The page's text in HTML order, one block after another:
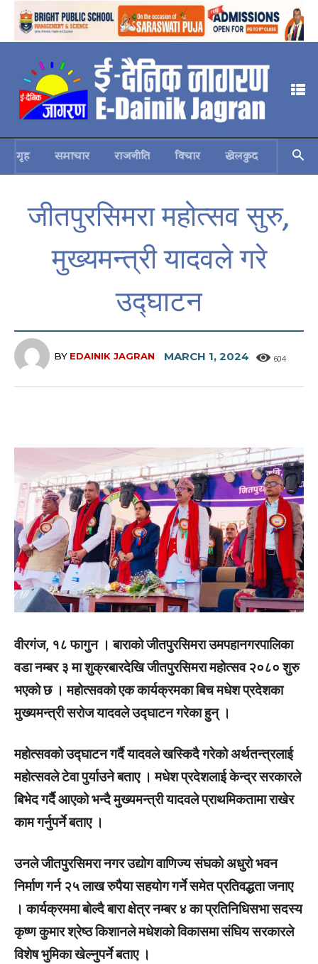
गृह समाचार राजनीति विचार खेलकुद स्वास्थ्य
जीतपुरसिमरा महोत्सव सुरु,
मुख्यमन्त्री यादवले गरे
उद्घाटन
BY EDAINIK JAGRAN MARCH 1, 2024 604
वीरगंज, १८ फागुन । बाराको जीतपुरसिमरा उमपहानगरपालिका
वडा नम्बर ३ मा शुक्रबारदेखि जीतपुरसिमरा महोत्सव २०८० शुरु
भएको छ । महोत्सवको एक कार्यक्रमका बिच मधेश प्रदेशका
मुख्यमन्त्री सरोज यादवले उद्घाटन गरेका हुन् ।
महोत्सवको उद्घाटन गर्दै यादवले खस्किदै गरेको अर्थतन्त्रलाई
महोत्सवले टेवा पुर्याउने बताए । मधेश प्रदेशलाई केन्द्र सरकारले
बिभेद गर्दैै आएको भन्दै मुख्यमन्त्री यादवले प्राथमिकतामा राखेर
काम गर्नुपर्ने बताए ।
उनले जीतपुरसिमरा नगर उद्योग वाणिज्य संघको अधुरो भवन
निर्माण गर्न २५ लाख रुपैया सहयोग गर्ने समेत प्रतिवद्धता जनाए
। कार्यक्रममा बोल्दै बारा क्षेत्र नम्बर ४ का प्रतिनिधिसभा सदस्य
कृष्ण कुमार श्रेष्ठ किशानले मधेशको विकासमा संघिय सरकारले
विशेष भुमिका खेल्नुपर्ने बताए ।